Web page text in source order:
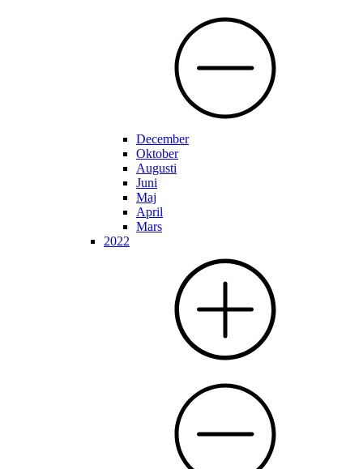
December
Oktober
Augusti
Juni
Maj
April
Mars
2022